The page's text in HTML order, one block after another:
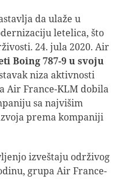
da ulaže u
letelica, što
24. jula 2020. Air
Boing 787-9 u svoju
niza aktivnosti
Air France-KLM dobila
sa najvišim
prema kompaniji
izveštaju održivog
grupa Air France-